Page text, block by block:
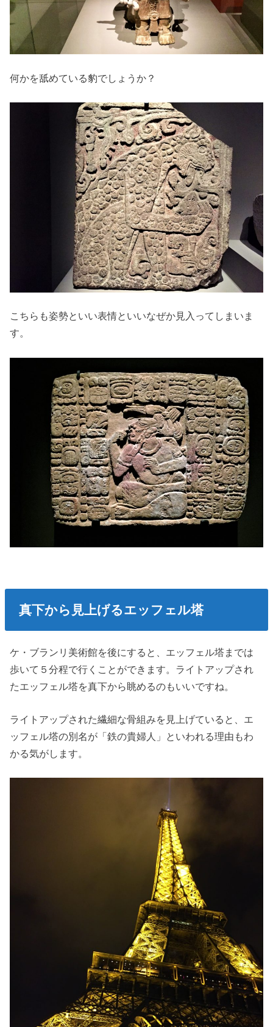
何かを舐めている豹でしょうか？
こちらも姿勢といい表情といいなぜか見入ってしまいま
す。
真下から見上げるエッフェル塔
ケ・ブランリ美術館を後にすると、エッフェル塔までは
歩いて５分程で行くことができます。ライトアップされ
たエッフェル塔を真下から眺めるのもいいですね。
ライトアップされた繊細な骨組みを見上げていると、エ
ッフェル塔の別名が「鉄の貴婦人」といわれる理由もわ
かる気がします。